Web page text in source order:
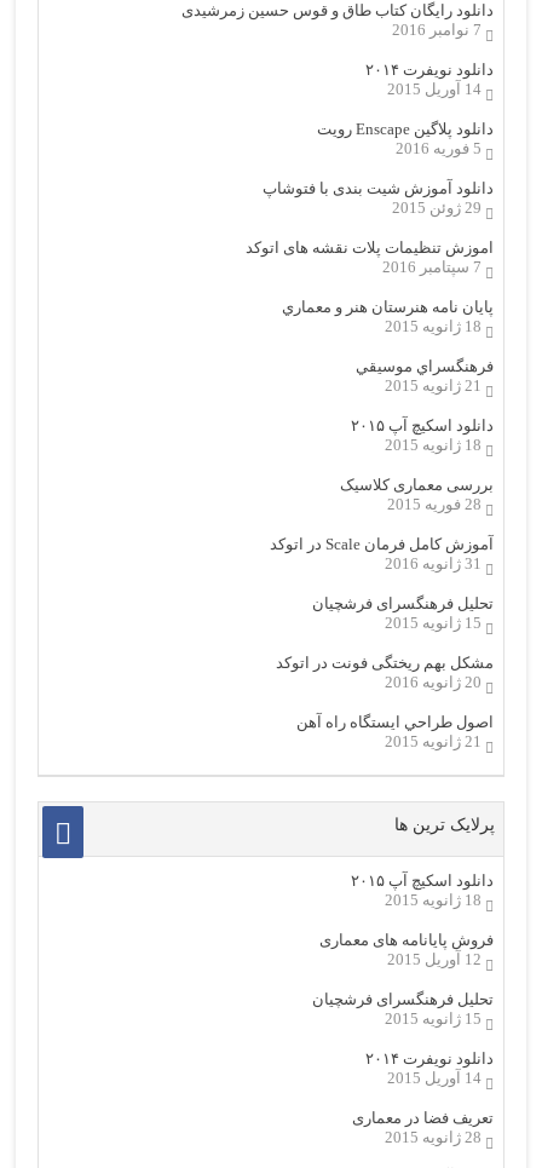
دانلود رایگان کتاب طاق و قوس حسین زمرشیدی
7 نوامبر 2016
دانلود نویفرت ۲۰۱۴
14 آوریل 2015
دانلود پلاگین Enscape رویت
5 فوریه 2016
دانلود آموزش شیت بندی با فتوشاپ
29 ژوئن 2015
اموزش تنظیمات پلات نقشه های اتوکد
7 سپتامبر 2016
پایان نامه هنرستان هنر و معماري
18 ژانویه 2015
فرهنگسراي موسيقي
21 ژانویه 2015
دانلود اسکیچ آپ ۲۰۱۵
18 ژانویه 2015
بررسی معماری کلاسیک
28 فوریه 2015
آموزش کامل فرمان Scale در اتوکد
31 ژانویه 2016
تحلیل فرهنگسرای فرشچیان
15 ژانویه 2015
مشکل بهم ریختگی فونت در اتوکد
20 ژانویه 2016
اصول طراحي ایستگاه راه آهن
21 ژانویه 2015
پرلایک ترین ها
دانلود اسکیچ آپ ۲۰۱۵
18 ژانویه 2015
فروش پایانامه های معماری
12 آوریل 2015
تحلیل فرهنگسرای فرشچیان
15 ژانویه 2015
دانلود نویفرت ۲۰۱۴
14 آوریل 2015
تعریف فضا در معماری
28 ژانویه 2015